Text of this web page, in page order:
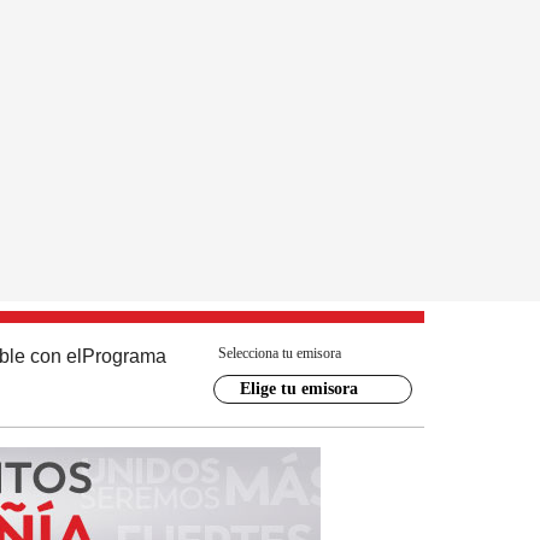
con el Programa Selecciona tu emisora
Elige tu emisora